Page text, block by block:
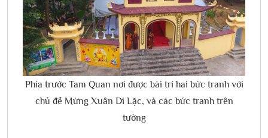
Phía trước Tam Quan nơi được bài trí hai bức tranh với
chủ đề Mừng Xuân Di Lặc, và các bức tranh trên
tường